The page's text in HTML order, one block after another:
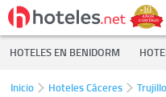
HOTELES EN BENIDORM
Inicio Hoteles Cáceres Trujillo